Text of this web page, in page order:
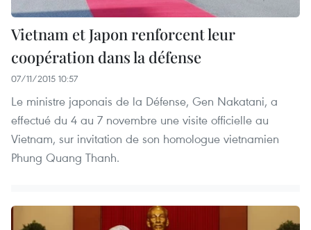
Vietnam et Japon renforcent leur
coopération dans la défense
07/11/2015 10:57
Le ministre japonais de la Défense, Gen Nakatani, a
effectué du 4 au 7 novembre une visite officielle au
Vietnam, sur invitation de son homologue vietnamien
Phung Quang Thanh.